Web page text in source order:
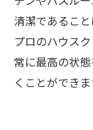
清潔であるこ
プロのハウス
常に最高の状
くことができま